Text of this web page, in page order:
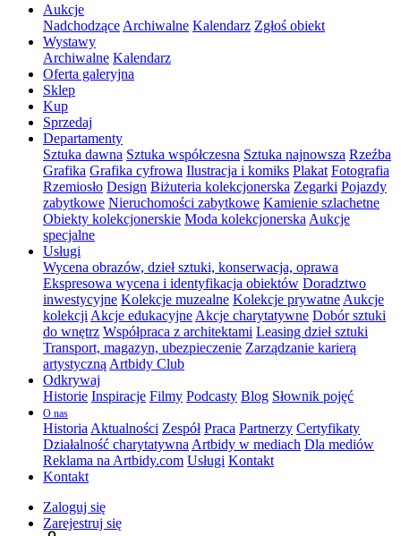
Aukcje
Nadchodzące Archiwalne Kalendarz Zgłoś obiekt
Wystawy
Archiwalne Kalendarz
Oferta galeryjna
Sklep
Kup
Sprzedaj
Departamenty
Sztuka dawna Sztuka współczesna Sztuka najnowsza Rzeźba
Grafika Grafika cyfrowa Ilustracja i komiks Plakat Fotografia
Rzemiosło Design Biżuteria kolekcjonerska Zegarki Pojazdy
zabytkowe Nieruchomości zabytkowe Kamienie szlachetne
Obiekty kolekcjonerskie Moda kolekcjonerska Aukcje
specjalne
Usługi
Wycena obrazów, dzieł sztuki, konserwacja, oprawa
Ekspresowa wycena i identyfikacja obiektów Doradztwo
inwestycyjne Kolekcje muzealne Kolekcje prywatne Aukcje
kolekcji Akcje edukacyjne Akcje charytatywne Dobór sztuki
do wnętrz Współpraca z architektami Leasing dzieł sztuki
Transport, magazyn, ubezpieczenie Zarządzanie karierą
artystyczną Artbidy Club
Odkrywaj
Historie Inspiracje Filmy Podcasty Blog Słownik pojęć
O nas
Historia Aktualności Zespół Praca Partnerzy Certyfikaty
Działalność charytatywna Artbidy w mediach Dla mediów
Reklama na Artbidy.com Usługi Kontakt
Kontakt
Zaloguj się
Zarejestruj się